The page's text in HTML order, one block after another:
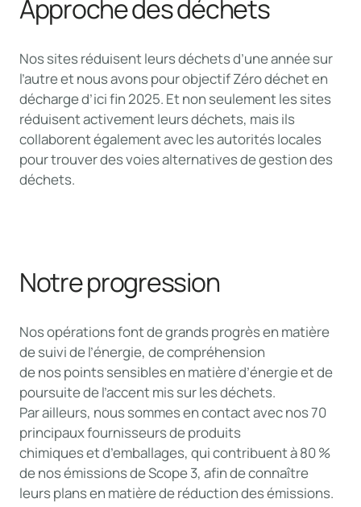
Approche des déchets
Nos sites réduisent leurs déchets d’une année sur
l’autre et nous avons pour objectif Zéro déchet en
décharge d’ici fin 2025. Et non seulement les sites
réduisent activement leurs déchets, mais ils
collaborent également avec les autorités locales
pour trouver des voies alternatives de gestion des
déchets.
Notre progression
Nos opérations font de grands progrès en matière
de suivi de l’énergie, de compréhension
de nos points sensibles en matière d’énergie et de
poursuite de l’accent mis sur les déchets.
Par ailleurs, nous sommes en contact avec nos 70
principaux fournisseurs de produits
chimiques et d’emballages, qui contribuent à 80 %
de nos émissions de Scope 3, afin de connaître
leurs plans en matière de réduction des émissions.